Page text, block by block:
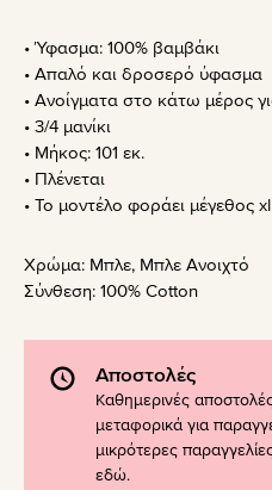
• Ύφασμα: 100% βαμβάκι
• Απαλό και δροσερό ύφασμα
• Ανοίγματα στο κάτω μέρος
• 3/4 μανίκι
• Μήκος: 101 εκ.
• Πλένεται
• Το μοντέλο φοράει μέγεθος
Χρώμα: Μπλε, Μπλε Ανοιχτό
Σύνθεση: 100% Cotton
Αποστολές
Καθημερινές
μεταφορικά για
μικρότερες
εδώ.